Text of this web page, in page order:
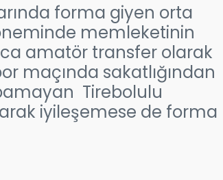
forma giyen orta
memleketinin
amatör transfer olarak
maçında sakatlığından
Tirebolulu
iyileşemese de forma